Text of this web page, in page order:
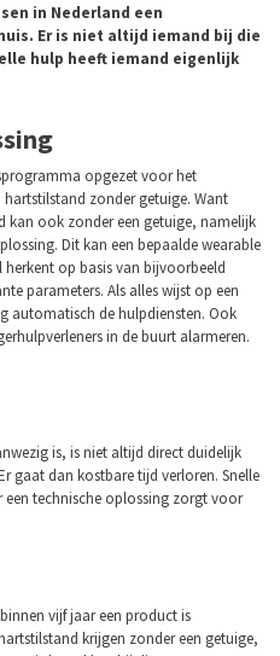
in Nederland een
Er is niet altijd iemand bij die
hulp heeft iemand eigenlijk
opgezet voor het
zonder getuige. Want
kan ook zonder een getuige, namelijk
Dit kan een bepaalde wearable
herkent op basis van bijvoorbeeld
parameters. Als alles wijst op een
automatisch de hulpdiensten. Ook
in de buurt alarmeren.
is, is niet altijd direct duidelijk
gaat dan kostbare tijd verloren. Snelle
technische oplossing zorgt voor
vijf jaar een product is
krijgen zonder een getuige,